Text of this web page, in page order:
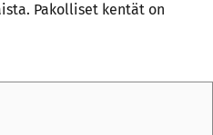
Pakolliset kentät on